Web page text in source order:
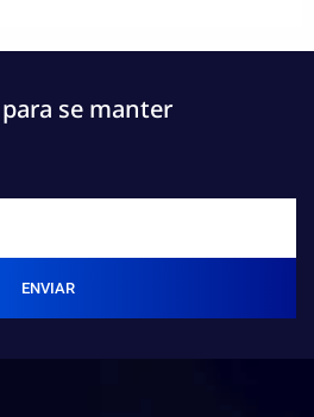
se manter
ENVIAR